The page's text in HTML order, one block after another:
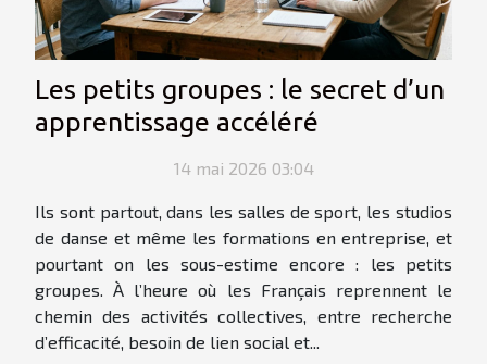
Les petits groupes : le secret d’un
apprentissage accéléré
14 mai 2026 03:04
Ils sont partout, dans les salles de sport, les studios
de danse et même les formations en entreprise, et
pourtant on les sous-estime encore : les petits
groupes. À l’heure où les Français reprennent le
chemin des activités collectives, entre recherche
d’efficacité, besoin de lien social et...